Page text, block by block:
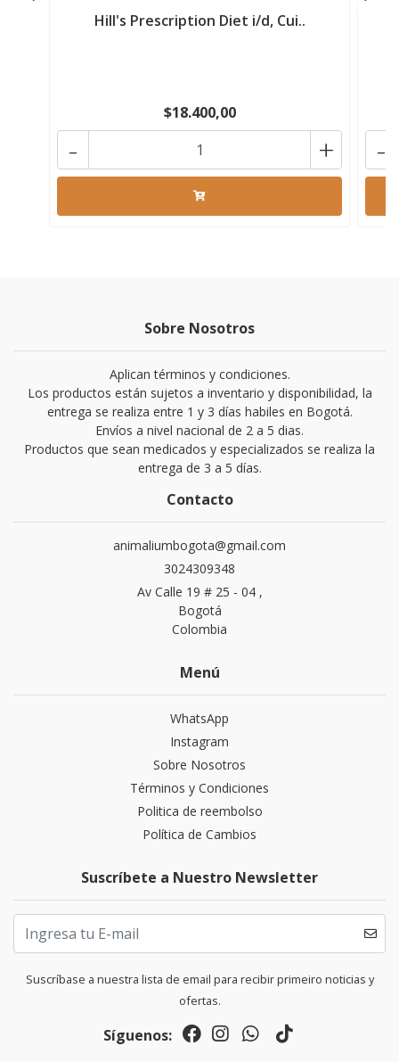
Hill's Prescription Diet i/d, Cui..
$18.400,00
- + -
Sobre Nosotros
Aplican términos y condiciones.
Los productos están sujetos a inventario y disponibilidad, la
entrega se realiza entre 1 y 3 días habiles en Bogotá.
Envíos a nivel nacional de 2 a 5 dias.
Productos que sean medicados y especializados se realiza la
entrega de 3 a 5 días.
Contacto
animaliumbogota@gmail.com
3024309348
Av Calle 19 # 25 - 04 ,
Bogotá
Colombia
Menú
WhatsApp
Instagram
Sobre Nosotros
Términos y Condiciones
Politica de reembolso
Política de Cambios
Suscríbete a Nuestro Newsletter
Suscríbase a nuestra lista de email para recibir primeiro noticias y
ofertas.
Síguenos: